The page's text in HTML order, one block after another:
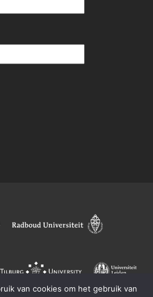
van cookies om het gebruik van